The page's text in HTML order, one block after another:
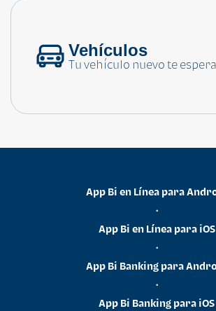
Vehículos
Tu vehículo nuevo te espera
App Bi en Línea para
•
App Bi en Línea para iOS
•
App Bi Banking para
•
App Bi Banking para iOS